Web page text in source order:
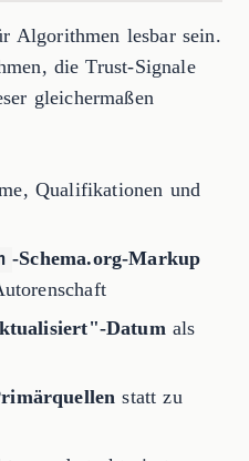
Algorithmen lesbar sein.
die Trust-Signale
gleichermaßen
Qualifikationen und
-Schema.org-Markup
Datum als
statt zu